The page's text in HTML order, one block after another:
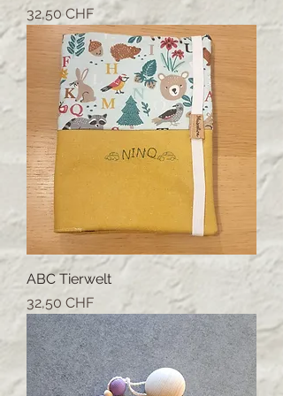
Prezzo
32,50 CHF
ABC Tierwelt
Prezzo
32,50 CHF